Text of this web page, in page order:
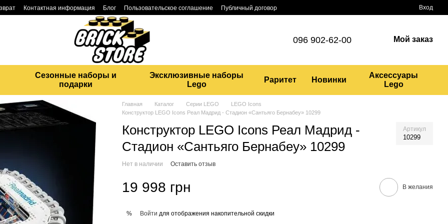
Контактная информация Блог Пользовательское соглашение
Публичный договор
Вход
096 902-62-00 Мой заказ
Сезонные наборы и
подарки
Эксклюзивные наборы
Lego
Раритет Новинки
Аксессуары
Lego
Главная Каталог Серии LEGO
LEGO Icons
Конструктор LEGO Icons Реал Мадрид - Стадион «Сантьяго Бернабеу» 10299
Конструктор LEGO Icons Реал Мадрид -
Стадион «Сантьяго Бернабеу» 10299
Артикул
10299
Нет в наличии Оставить отзыв
19 998 грн В желания
% Войти для отображения накопительной скидки